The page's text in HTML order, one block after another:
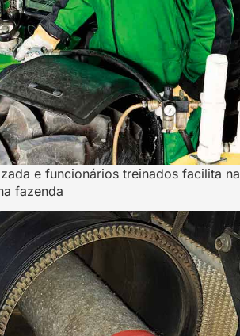
e funcionários treinados facilita na
fazenda